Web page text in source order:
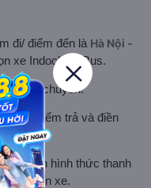
đi/ điểm đến là Hà Nội -
xe Indochina Bus.
cầu di chuyển.
đón, điểm trả và điền
và chọn hình thức thanh
chờ lên xe.